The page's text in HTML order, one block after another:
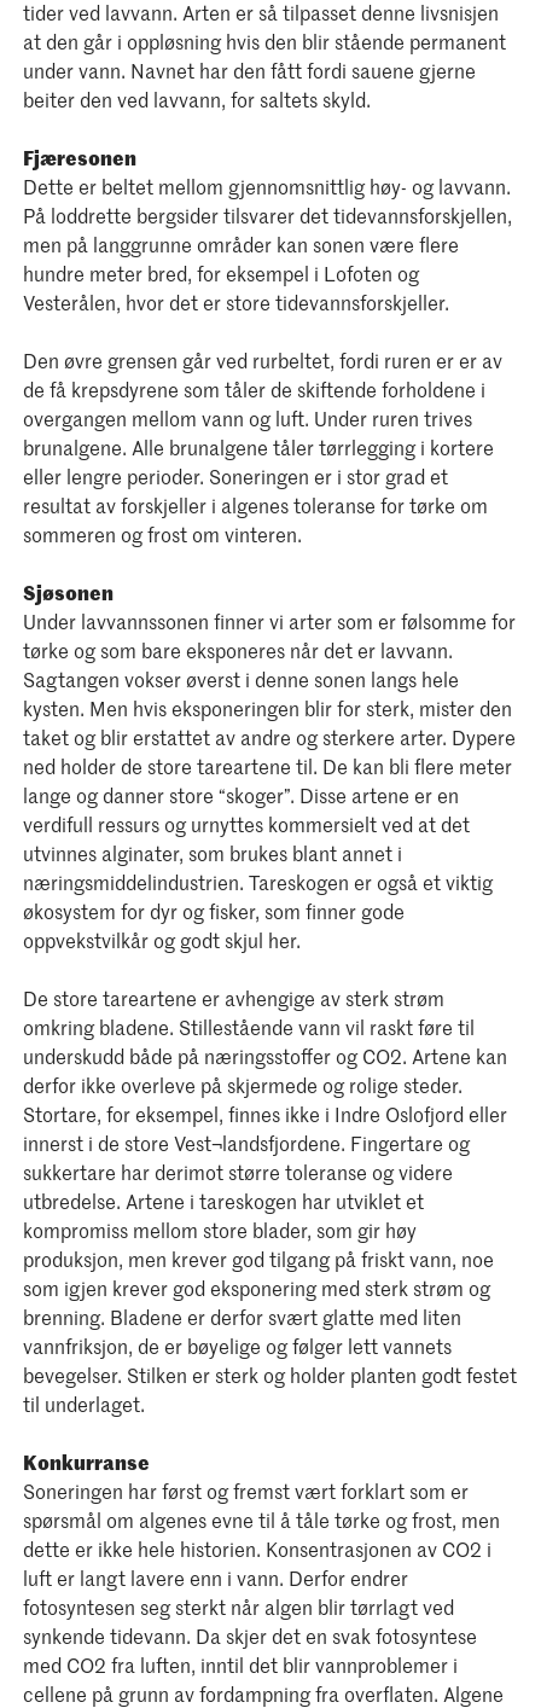
tider ved lavvann. Arten er så tilpasset denne livsnisjen
at den går i oppløsning hvis den blir stående permanent
under vann. Navnet har den fått fordi sauene gjerne
beiter den ved lavvann, for saltets skyld.
Fjæresonen
Dette er beltet mellom gjennomsnittlig høy- og lavvann.
På loddrette bergsider tilsvarer det tidevannsforskjellen,
men på langgrunne områder kan sonen være flere
hundre meter bred, for eksempel i Lofoten og
Vesterålen, hvor det er store tidevannsforskjeller.
Den øvre grensen går ved rurbeltet, fordi ruren er er av
de få krepsdyrene som tåler de skiftende forholdene i
overgangen mellom vann og luft. Under ruren trives
brunalgene. Alle brunalgene tåler tørrlegging i kortere
eller lengre perioder. Soneringen er i stor grad et
resultat av forskjeller i algenes toleranse for tørke om
sommeren og frost om vinteren.
Sjøsonen
Under lavvannssonen finner vi arter som er følsomme for
tørke og som bare eksponeres når det er lavvann.
Sagtangen vokser øverst i denne sonen langs hele
kysten. Men hvis eksponeringen blir for sterk, mister den
taket og blir erstattet av andre og sterkere arter. Dypere
ned holder de store tareartene til. De kan bli flere meter
lange og danner store “skoger”. Disse artene er en
verdifull ressurs og urnyttes kommersielt ved at det
utvinnes alginater, som brukes blant annet i
næringsmiddelindustrien. Tareskogen er også et viktig
økosystem for dyr og fisker, som finner gode
oppvekstvilkår og godt skjul her.
De store tareartene er avhengige av sterk strøm
omkring bladene. Stillestående vann vil raskt føre til
underskudd både på næringsstoffer og CO2. Artene kan
derfor ikke overleve på skjermede og rolige steder.
Stortare, for eksempel, finnes ikke i Indre Oslofjord eller
innerst i de store Vest¬landsfjordene. Fingertare og
sukkertare har derimot større toleranse og videre
utbredelse. Artene i tareskogen har utviklet et
kompromiss mellom store blader, som gir høy
produksjon, men krever god tilgang på friskt vann, noe
som igjen krever god eksponering med sterk strøm og
brenning. Bladene er derfor svært glatte med liten
vannfriksjon, de er bøyelige og følger lett vannets
bevegelser. Stilken er sterk og holder planten godt festet
til underlaget.
Konkurranse
Soneringen har først og fremst vært forklart som er
spørsmål om algenes evne til å tåle tørke og frost, men
dette er ikke hele historien. Konsentrasjonen av CO2 i
luft er langt lavere enn i vann. Derfor endrer
fotosyntesen seg sterkt når algen blir tørrlagt ved
synkende tidevann. Da skjer det en svak fotosyntese
med CO2 fra luften, inntil det blir vannproblemer i
cellene på grunn av fordampning fra overflaten. Algene